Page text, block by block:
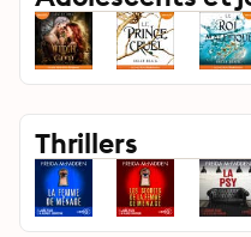
Thrillers